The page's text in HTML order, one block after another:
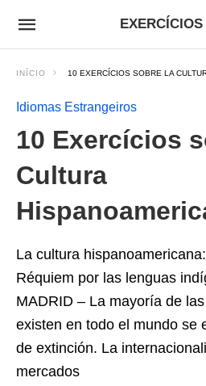
INÍCIO 10 EXERCÍCIOS SOBRE LA
Idiomas Estrangeiros
10 Exercícios
Cultura
La cultura
Réquiem por las lenguas
MADRID – La mayoría de
existen en todo el mundo se
de extinción. La
mercados